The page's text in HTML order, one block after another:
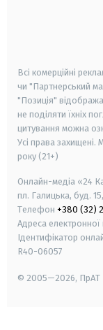
Всі комерційні
чи "Партнерський
"Позиція"
не поділяти їхніх
цитування можна
Усі права захищені.
року (21+)
Онлайн-медіа «24
пл. Галицька, буд.
Телефон +380 (32)
Адреса
Ідентифікатор
R40-06057
© 2005—2026, ПрАТ